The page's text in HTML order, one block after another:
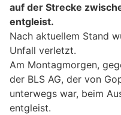
auf der Strecke
entgleist.
Nach aktuellem Stand
Unfall verletzt.
Am Montagmorgen,
der BLS AG, der von
unterwegs war, beim
entgleist.